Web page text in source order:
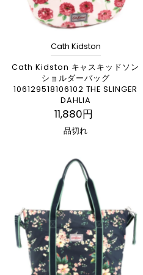
Cath Kidston
Cath Kidston キャスキッドソン
ショルダーバッグ
106129518106102 THE SLINGER
DAHLIA
11,880円
品切れ